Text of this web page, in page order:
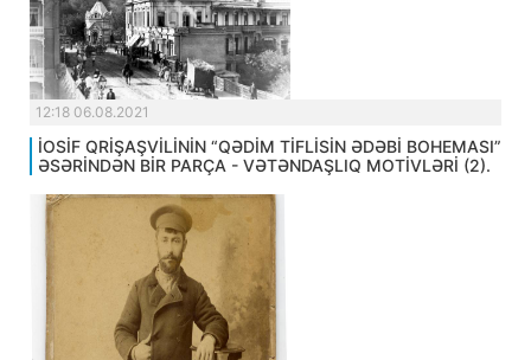
12:18 06.08.2021
İOSİF QRİŞAŞVİLİNİN “QƏDİM TİFLİSİN ƏDƏBİ BOHEMASI”
ƏSƏRİNDƏN BİR PARÇA - VƏTƏNDAŞLIQ MOTİVLƏRİ (2).